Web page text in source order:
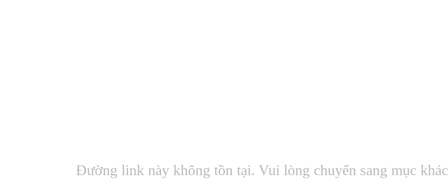
Đường link này không tồn tại. Vui lòng chuyển sang mục khác